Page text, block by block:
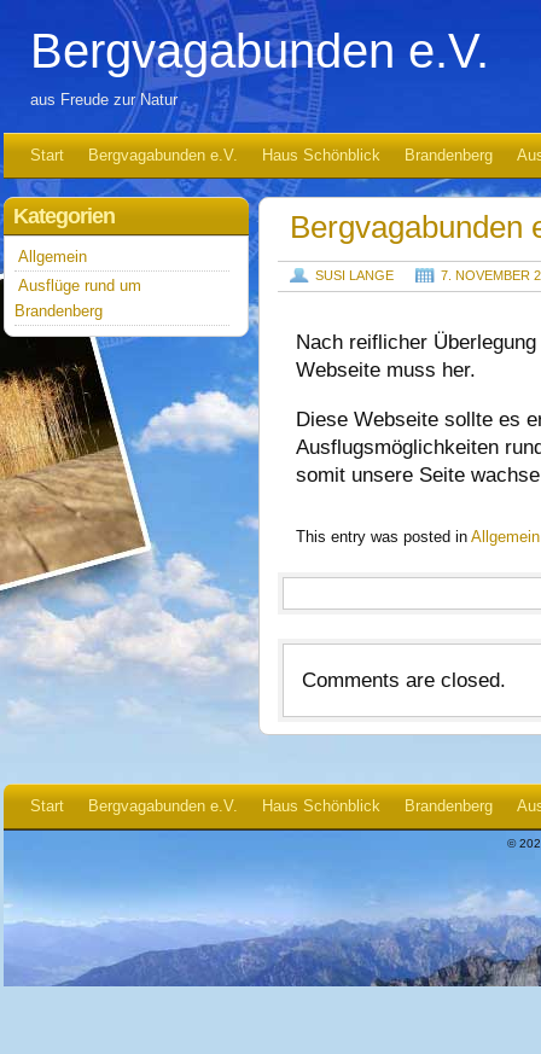
Bergvagabunden e.V.
aus Freude zur Natur
Start Bergvagabunden e.V. Haus Schönblick Brandenberg
Bergvagabunden
SUSI LANGE 7. NOVEMBER
Nach reiflicher
Webseite muss her.
Diese Webseite sollte es
Ausflugsmöglichkeiten
somit unsere Seite
This entry was posted inAllgemein
Comments are closed.
Kategorien
Allgemein
Ausflüge rund um
Brandenberg
Start Bergvagabunden e.V. Haus Schönblick Brandenberg
©